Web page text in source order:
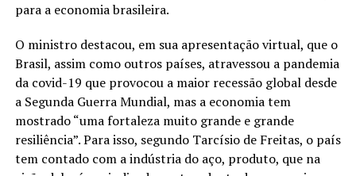
para a economia brasileira.
O ministro destacou, em sua apresentação virtual, que o
Brasil, assim como outros países, atravessou a pandemia
da covid-19 que provocou a maior recessão global desde
a Segunda Guerra Mundial, mas a economia tem
mostrado “uma fortaleza muito grande e grande
resiliência”. Para isso, segundo Tarcísio de Freitas, o país
tem contado com a indústria do aço, produto, que na